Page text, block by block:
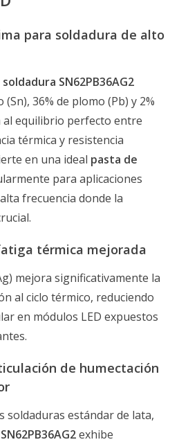
para soldadura de alto
SN62PB36AG2
36% de plomo (Pb) y 2%
al equilibrio perfecto entre
térmica y resistencia
en una ideal pasta de
para aplicaciones
frecuencia donde la
térmica mejorada
mejora significativamente la
al ciclo térmico, reduciendo
en módulos LED expuestos
de humectación
soldaduras estándar de lata,
exhibe